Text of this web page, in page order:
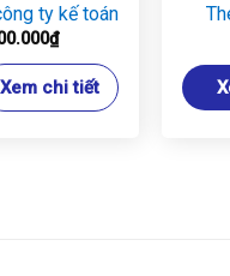
ty kế toán
₫Giá
hiện
tại
là:
700.000₫.
Xem chi tiết